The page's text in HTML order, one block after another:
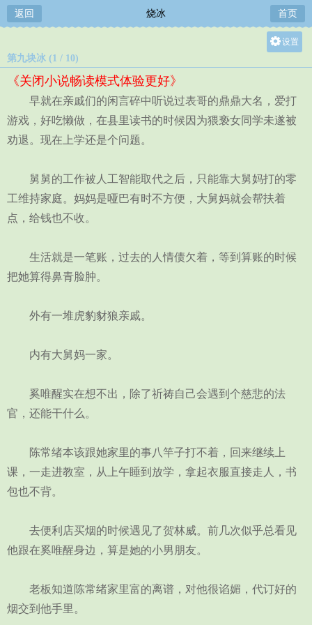
返回 烧冰 首页
设置
中
小
第九块冰 (1 / 10)
《关闭小说畅读模式体验更好》
早就在亲戚们的闲言碎中听说过表哥的鼎鼎大名，爱打
游戏，好吃懒做，在县里读书的时候因为猥亵女同学未遂被
劝退。现在上学还是个问题。
舅舅的工作被人工智能取代之后，只能靠大舅妈打的零
工维持家庭。妈妈是哑巴有时不方便，大舅妈就会帮扶着
点，给钱也不收。
生活就是一笔账，过去的人情债欠着，等到算账的时候
把她算得鼻青脸肿。
外有一堆虎豹豺狼亲戚。
内有大舅妈一家。
奚唯醒实在想不出，除了祈祷自己会遇到个慈悲的法
官，还能干什么。
陈常绪本该跟她家里的事八竿子打不着，回来继续上
课，一走进教室，从上午睡到放学，拿起衣服直接走人，书
包也不背。
去便利店买烟的时候遇见了贺林威。前几次似乎总看见
他跟在奚唯醒身边，算是她的小男朋友。
老板知道陈常绪家里富的离谱，对他很谄媚，代订好的
烟交到他手里。